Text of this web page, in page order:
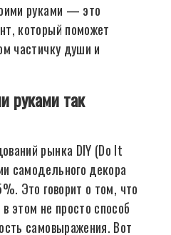
руками — это
который поможет
частичку души и
руками так
рынка DIY (Do It
самодельного декора
Это говорит о том, что
этом не просто способ
самовыражения. Вот